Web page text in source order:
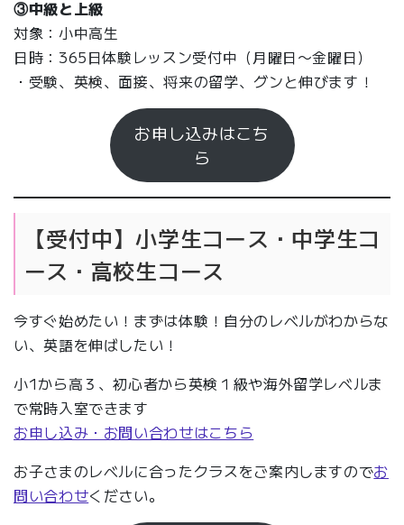
③中級と上級
対象：小中高生
日時：365日体験レッスン受付中（月曜日〜金曜日）
・受験、英検、面接、将来の留学、グンと伸びます！
お申し込みはこち
ら
【受付中】小学生コース・中学生コ
ース・高校生コース
今すぐ始めたい！まずは体験！自分のレベルがわからな
い、英語を伸ばしたい！
小1から高３、初心者から英検１級や海外留学レベルま
で常時入室できます
お申し込み・お問い合わせはこちら
お子さまのレベルに合ったクラスをご案内しますのでお
問い合わせください。